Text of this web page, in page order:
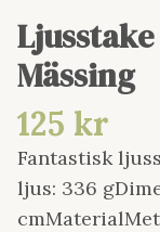
Mässing
125 kr
Fantastisk
ljus: 336